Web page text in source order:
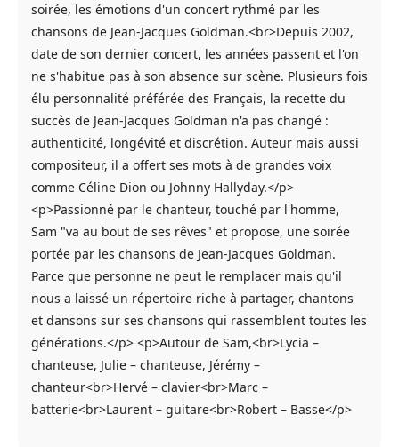
soirée, les émotions d'un concert rythmé par les
chansons de Jean-Jacques Goldman.<br>Depuis 2002,
date de son dernier concert, les années passent et l'on
ne s'habitue pas à son absence sur scène. Plusieurs fois
élu personnalité préférée des Français, la recette du
succès de Jean-Jacques Goldman n'a pas changé :
authenticité, longévité et discrétion. Auteur mais aussi
compositeur, il a offert ses mots à de grandes voix
comme Céline Dion ou Johnny Hallyday.</p>
<p>Passionné par le chanteur, touché par l'homme,
Sam "va au bout de ses rêves" et propose, une soirée
portée par les chansons de Jean-Jacques Goldman.
Parce que personne ne peut le remplacer mais qu'il
nous a laissé un répertoire riche à partager, chantons
et dansons sur ses chansons qui rassemblent toutes les
générations.</p> <p>Autour de Sam,<br>Lycia –
chanteuse, Julie – chanteuse, Jérémy –
chanteur<br>Hervé – clavier<br>Marc –
batterie<br>Laurent – guitare<br>Robert – Basse</p>